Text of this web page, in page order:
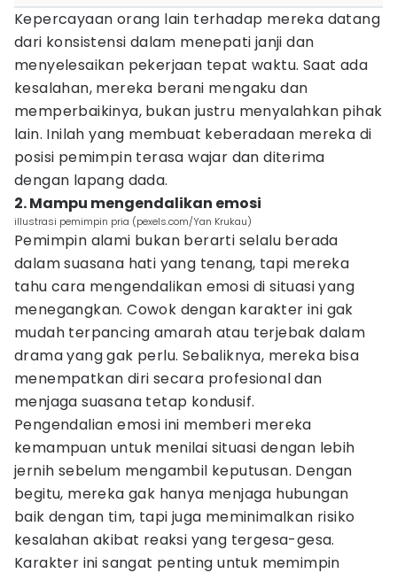
Kepercayaan orang lain terhadap mereka datang
dari konsistensi dalam menepati janji dan
menyelesaikan pekerjaan tepat waktu. Saat ada
kesalahan, mereka berani mengaku dan
memperbaikinya, bukan justru menyalahkan pihak
lain. Inilah yang membuat keberadaan mereka di
posisi pemimpin terasa wajar dan diterima
dengan lapang dada.
2. Mampu mengendalikan emosi
illustrasi pemimpin pria (pexels.com/Yan Krukau)
Pemimpin alami bukan berarti selalu berada
dalam suasana hati yang tenang, tapi mereka
tahu cara mengendalikan emosi di situasi yang
menegangkan. Cowok dengan karakter ini gak
mudah terpancing amarah atau terjebak dalam
drama yang gak perlu. Sebaliknya, mereka bisa
menempatkan diri secara profesional dan
menjaga suasana tetap kondusif.
Pengendalian emosi ini memberi mereka
kemampuan untuk menilai situasi dengan lebih
jernih sebelum mengambil keputusan. Dengan
begitu, mereka gak hanya menjaga hubungan
baik dengan tim, tapi juga meminimalkan risiko
kesalahan akibat reaksi yang tergesa-gesa.
Karakter ini sangat penting untuk memimpin